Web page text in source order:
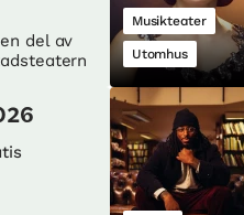
del av
Musikteater
Utomhus